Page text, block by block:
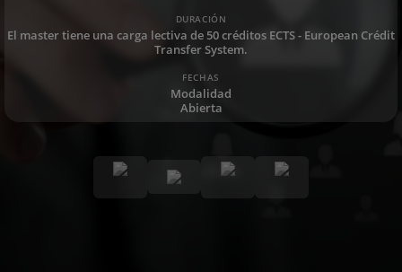
DURACIÓN
El master tiene una carga lectiva de 50 créditos ECTS - European Crédit
Transfer System.
FECHAS
Modalidad
Abierta